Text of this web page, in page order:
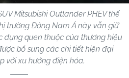
Mitsubishi Outlander PHEV thế
trường Đông Nam Á này vẫn giữ
dụng quen thuộc của thương hiệu
bổ sung các chi tiết hiện đại
với xu hướng điện hóa.